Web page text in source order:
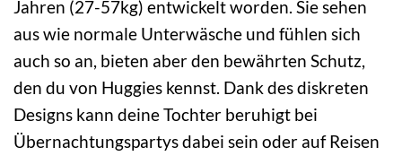
Jahren (27-57kg) entwickelt worden. Sie sehen
aus wie normale Unterwäsche und fühlen sich
auch so an, bieten aber den bewährten Schutz,
den du von Huggies kennst. Dank des diskreten
Designs kann deine Tochter beruhigt bei
Übernachtungspartys dabei sein oder auf Reisen